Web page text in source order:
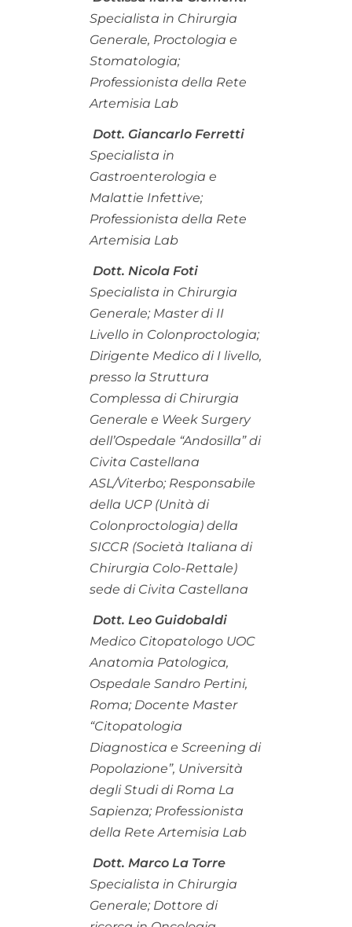
Specialista in Chirurgia
Generale, Proctologia e
Stomatologia;
Professionista della Rete
Artemisia Lab
Dott. Giancarlo Ferretti
Specialista in
Gastroenterologia e
Malattie Infettive;
Professionista della Rete
Artemisia Lab
Dott. Nicola Foti
Specialista in Chirurgia
Generale; Master di II
Livello in Colonproctologia;
Dirigente Medico di I livello,
presso la Struttura
Complessa di Chirurgia
Generale e Week Surgery
dell’Ospedale “Andosilla” di
Civita Castellana
ASL/Viterbo; Responsabile
della UCP (Unità di
Colonproctologia) della
SICCR (Società Italiana di
Chirurgia Colo-Rettale)
sede di Civita Castellana
Dott. Leo Guidobaldi
Medico Citopatologo UOC
Anatomia Patologica,
Ospedale Sandro Pertini,
Roma; Docente Master
“Citopatologia
Diagnostica e Screening di
Popolazione”, Università
degli Studi di Roma La
Sapienza; Professionista
della Rete Artemisia Lab
Dott. Marco La Torre
Specialista in Chirurgia
Generale; Dottore di